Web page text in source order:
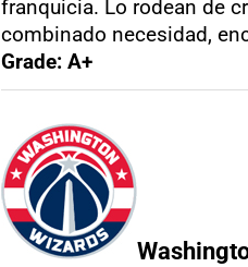
franquicia. Lo rodean de
combinado necesidad,
Grade: A+